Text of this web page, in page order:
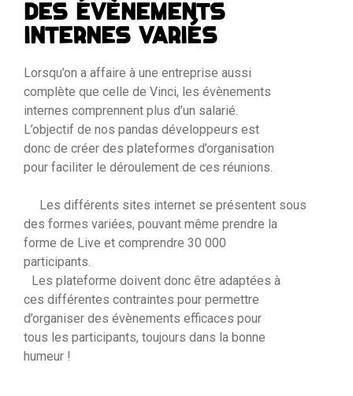
DES ÉVÈNEMENTS
INTERNES VARIÉS
Lorsqu’on a affaire à une entreprise aussi
complète que celle de Vinci, les évènements
internes comprennent plus d’un salarié.
L’objectif de nos pandas développeurs est
donc de créer des plateformes d’organisation
pour faciliter le déroulement de ces réunions.
Les différents sites internet se présentent sous
des formes variées, pouvant même prendre la
forme de Live et comprendre 30 000
participants.
Les plateforme doivent donc être adaptées à
ces différentes contraintes pour permettre
d’organiser des évènements efficaces pour
tous les participants, toujours dans la bonne
humeur !